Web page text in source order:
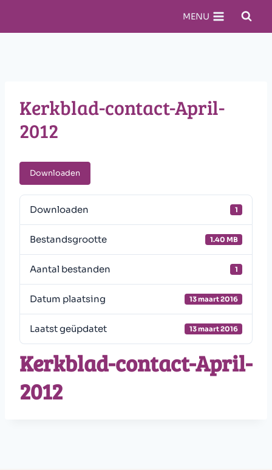
inhoud
MENU
Kerkblad-contact-April-
2012
Downloaden
Downloaden 1
Bestandsgrootte 1.40 MB
Aantal bestanden 1
Datum plaatsing 13 maart 2016
Laatst geüpdatet 13 maart 2016
Kerkblad-contact-April-
2012